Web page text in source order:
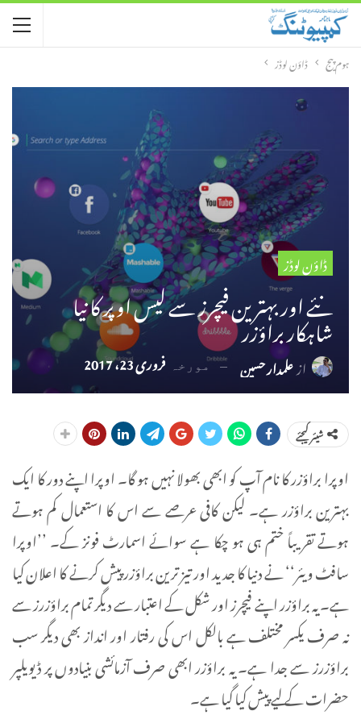
ہوم پیج ڈاؤن لوڈز
ڈاؤن لوڈز
نئے اور بہترین فیچرز سے لیس اوپر کا نیا
شاہکار براؤزر
ازعلمدار حسین مورخہ فروری 23، 2017
شیئر کیجئے
اوپرا براؤزر کا نام آپ کو ابھی بھولا نہیں ہو گا۔ اوپرا اپنے دور کا ایک
بہترین براؤزر ہے۔ لیکن کافی عرصے سے اس کا استعمال کم ہوتے
ہوتے تقریباً ختم ہی ہو چکا ہے سوائے اسمارٹ فونز کے۔ ’’اوپرا
سافٹ ویئر‘‘ نے دنیا کا جدید اور تیز ترین براؤزر پیش کرنے کا اعلان کیا
ہے۔ یہ براؤزر اپنے فیچرز اور شکل کے اعتبار سے دیگر تمام براؤزرز سے
نہ صرف یکسر مختلف ہے بالکل اس کی رفتار اور انداز بھی دیگر سب
براؤزرز سے جدا ہے۔ یہ براؤزر ابھی صرف آزمائشی بنیادوں پر ڈیویلپر
حضرات کے لیے پیش کیا گیا ہے۔